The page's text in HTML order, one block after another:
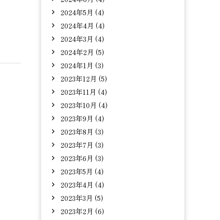
2024年5月 (4)
2024年4月 (4)
2024年3月 (4)
2024年2月 (5)
2024年1月 (3)
2023年12月 (5)
2023年11月 (4)
2023年10月 (4)
2023年9月 (4)
2023年8月 (3)
2023年7月 (3)
2023年6月 (3)
2023年5月 (4)
2023年4月 (4)
2023年3月 (5)
2023年2月 (6)